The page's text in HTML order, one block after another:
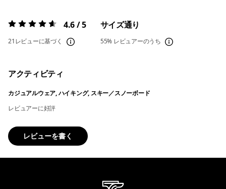
評価:4.6 / 5 4.6 / 5
21レビューに基づく
サイズ通り
55% レビュアーのうち
アクティビティ
カジュアルウェア, ハイキング, スキー／スノーボード
レビュアーに好評
レビューを書く